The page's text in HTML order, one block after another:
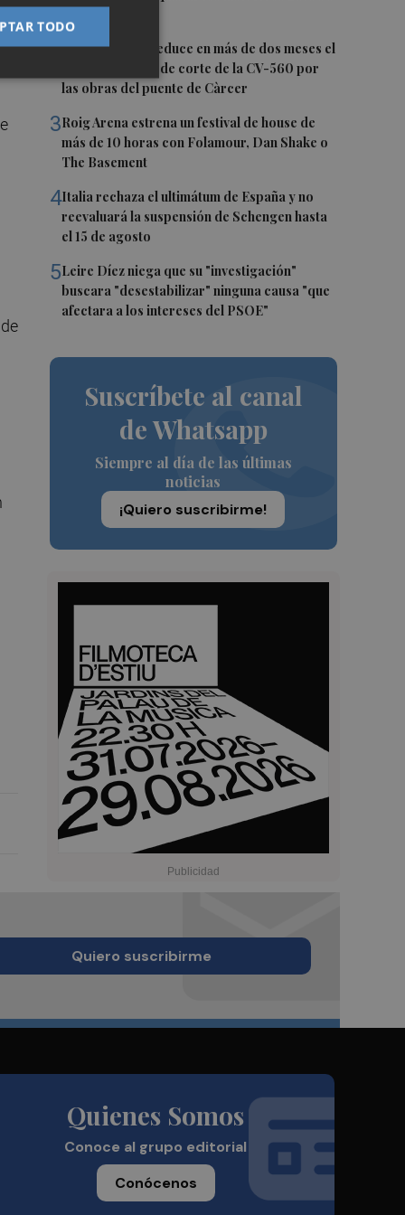
2La Diputación reduce en más de dos meses el
tiempo previsto de corte de la CV-560 por
las obras del puente de Càrcer
3Roig Arena estrena un festival de house de
más de 10 horas con Folamour, Dan Shake o
The Basement
4Italia rechaza el ultimátum de España y no
reevaluará la suspensión de Schengen hasta
el 15 de agosto
5Leire Díez niega que su "investigación"
buscara "desestabilizar" ninguna causa "que
afectara a los intereses del PSOE"
Suscríbete al canal
de Whatsapp
Siempre al día de las últimas
noticias
¡Quiero suscribirme!
Quiero suscribirme
Quienes Somos
Conoce al grupo editorial
Conócenos
TODO